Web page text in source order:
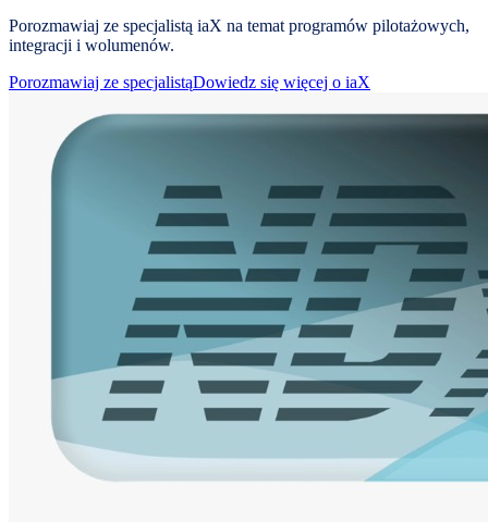
Porozmawiaj ze specjalistą iaX na temat programów pilotażowych,
integracji i wolumenów.
Porozmawiaj ze specjalistąDowiedz się więcej o iaX